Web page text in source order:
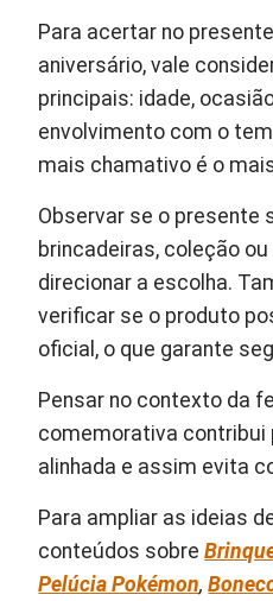
Para acertar no
aniversário, vale
principais: idade,
envolvimento com o
mais chamativo é o
Observar se o presente
brincadeiras, coleção
direcionar a escolha.
verificar se o produto
oficial, o que garante
Pensar no contexto da
comemorativa contribui
alinhada e assim evita
Para ampliar as ideias
conteúdos sobre
Pelúcia Pokémon,